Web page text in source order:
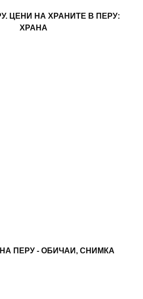
ЦЕНИ НА ХРАНИТЕ В ПЕРУ:
ХРАНА
ПЕРУ - ОБИЧАИ, СНИМКА